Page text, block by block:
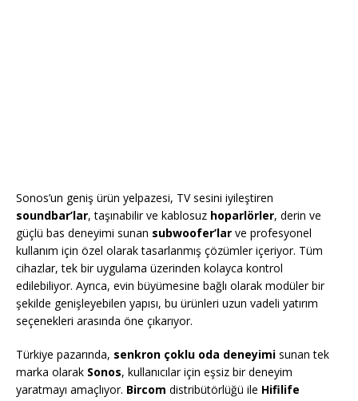
Sonos’un geniş ürün yelpazesi, TV sesini iyileştiren
soundbar’lar, taşınabilir ve kablosuz hoparlörler, derin ve
güçlü bas deneyimi sunan subwoofer’lar ve profesyonel
kullanım için özel olarak tasarlanmış çözümler içeriyor. Tüm
cihazlar, tek bir uygulama üzerinden kolayca kontrol
edilebiliyor. Ayrıca, evin büyümesine bağlı olarak modüler bir
şekilde genişleyebilen yapısı, bu ürünleri uzun vadeli yatırım
seçenekleri arasında öne çıkarıyor.
Türkiye pazarında, senkron çoklu oda deneyimi sunan tek
marka olarak Sonos, kullanıcılar için eşsiz bir deneyim
yaratmayı amaçlıyor. Bircom distribütörlüğü ile Hifilife